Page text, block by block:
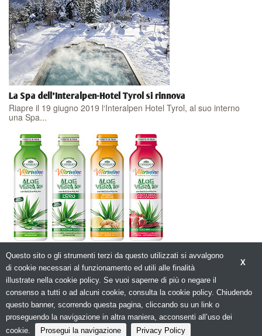
La Spa dell'Interalpen-Hotel Tyrol si rinnova
Riapre il 19 giugno 2019 l‘Interalpen Hotel Tyrol, al suo interno
una Spa...
La gamma Vitermine con ALOE VERA si rinnova.
L’Istituto Erboristico L’Angelica rinnova la gamma di Health Drink...
© Copyright 2026. Spachoice.net - La tua Guida al Benessere - N.ro Iscrizione
ROC 20653 - Privacy policy
X
Questo sito o gli strumenti terzi da questo utilizzati si avvalgono
di cookie necessari al funzionamento ed utili alle finalità
illustrate nella cookie policy. Se vuoi saperne di più o negare il
consenso a tutti o ad alcuni cookie, consulta la cookie policy. Chiudendo
questo banner, scorrendo questa pagina, cliccando su un link o
proseguendo la navigazione in altra maniera, acconsenti all’uso dei
cookie.
Prosegui la navigazione Privacy Policy